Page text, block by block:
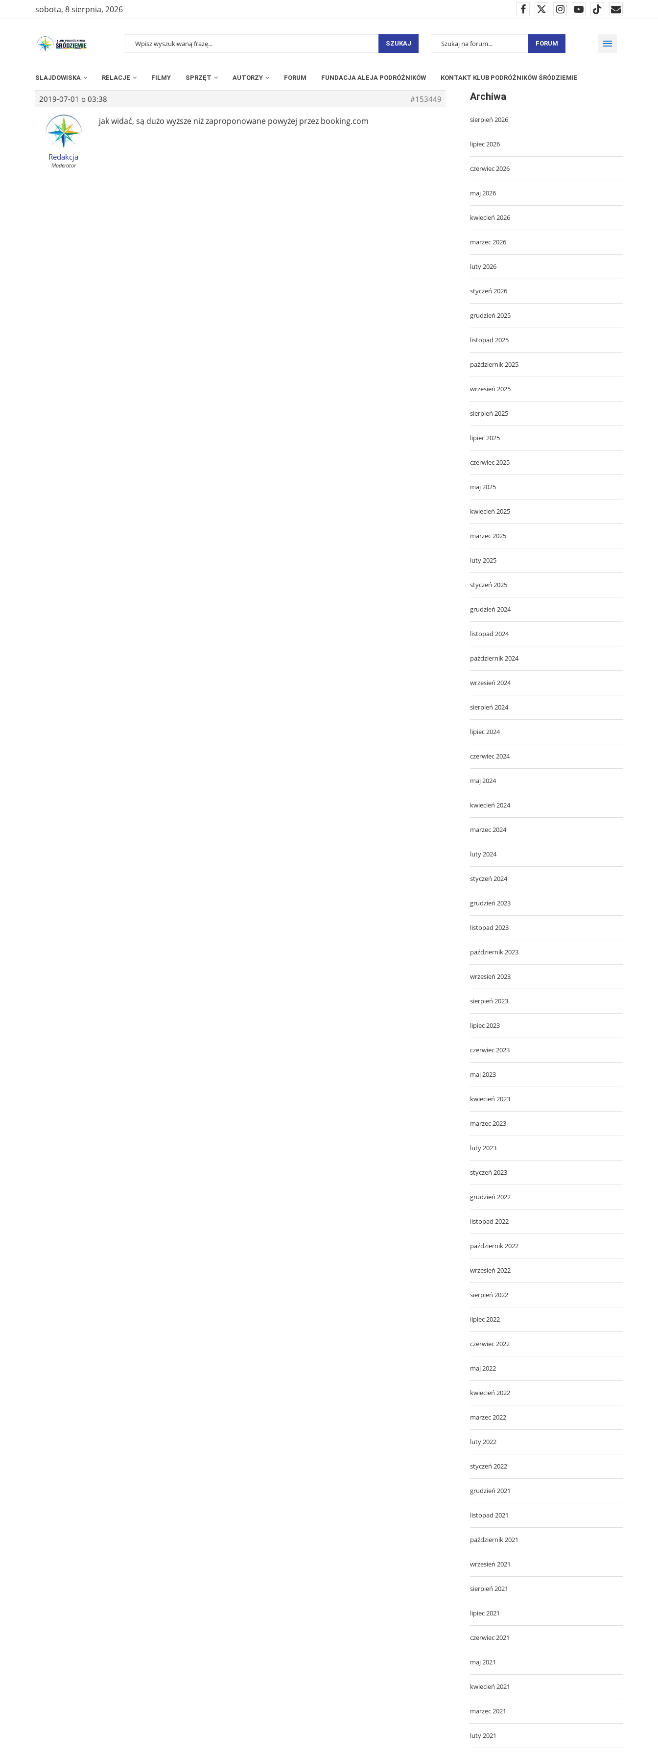
sobota, 8 sierpnia, 2026
SZUKAJ FORUM
SLAJDOWISKA RELACJE FILMY SPRZĘT AUTORZY FORUM FUNDACJA ALEJA PODRÓŻNIKÓW KONTAKT KLUB PODRÓŻNIKÓW ŚRÓDZIEMIE
2019-07-01 o 03:38 #153449
Redakcja
Moderator
jak widać, są dużo wyższe niż zaproponowane powyżej przez booking.com
Archiwa
sierpień 2026
lipiec 2026
czerwiec 2026
maj 2026
kwiecień 2026
marzec 2026
luty 2026
styczeń 2026
grudzień 2025
listopad 2025
październik 2025
wrzesień 2025
sierpień 2025
lipiec 2025
czerwiec 2025
maj 2025
kwiecień 2025
marzec 2025
luty 2025
styczeń 2025
grudzień 2024
listopad 2024
październik 2024
wrzesień 2024
sierpień 2024
lipiec 2024
czerwiec 2024
maj 2024
kwiecień 2024
marzec 2024
luty 2024
styczeń 2024
grudzień 2023
listopad 2023
październik 2023
wrzesień 2023
sierpień 2023
lipiec 2023
czerwiec 2023
maj 2023
kwiecień 2023
marzec 2023
luty 2023
styczeń 2023
grudzień 2022
listopad 2022
październik 2022
wrzesień 2022
sierpień 2022
lipiec 2022
czerwiec 2022
maj 2022
kwiecień 2022
marzec 2022
luty 2022
styczeń 2022
grudzień 2021
listopad 2021
październik 2021
wrzesień 2021
sierpień 2021
lipiec 2021
czerwiec 2021
maj 2021
kwiecień 2021
marzec 2021
luty 2021